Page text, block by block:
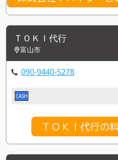
ＴＯＫＩ代行
富山市
090-9440-5278
CASH
ＴＯＫＩ代行の